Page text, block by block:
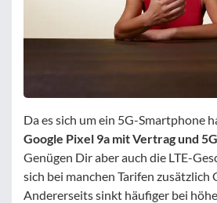
Da es sich um ein 5G-Smartphone
Google Pixel 9a mit Vertrag und
Genügen Dir aber auch die LTE-
sich bei manchen Tarifen zusätzlich
Andererseits sinkt häufiger bei